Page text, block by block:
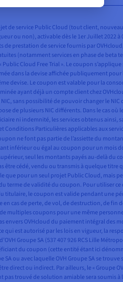
de service Public Cloud (tout client,
ou non), activable dès le 1er Juillet 2022 à
prestation de service fournis par
(notamment services en phase de beta
Cloud Free Trial ». Le coupon
dans la devise affichée publiquement
devise. Le coupon est valable pour la
ayant déjà un compte client chez
sans possibilité de pouvoir changer le
de plusieurs NIC différents. Dans le cas où
ni indemnité, les services obtenus ainsi,
Particulières applicables aux
ne font pas partie de l’assiette du
inférieur ou égal au coupon pour un mois
seul les montants payés au-delà du
cédé, vendu ou transmis à quelque titre
que pour un seul projet Public Cloud, mais
terme de validité du coupon. Pour utiliser
titulaire, le coupon est valide pendant une
cas de perte, de vol, de destruction, de fin
coupons pour une même
OVHcloud du paiement intégral des
est autorisé par les lois en vigueur, la
Groupe SA (537 407 926 RCS Lille
du coupon (cette entité étant ici
ou avec laquelle OVH Groupe SA se
direct ou indirect. Par ailleurs, le « Groupe
pas trouvé de solution amiable sera soumis